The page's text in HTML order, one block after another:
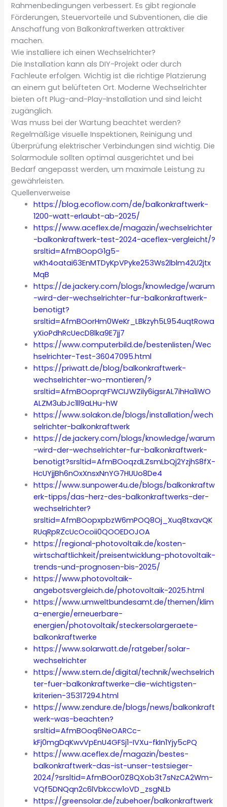
Rahmenbedingungen verbessert. Es gibt regionale
Förderungen, Steuervorteile und Subventionen, die die
Anschaffung von Balkonkraftwerken attraktiver
machen.
Wie installiere ich einen Wechselrichter?
Die Installation kann als DIY-Projekt oder durch
Fachleute erfolgen. Wichtig ist die richtige Platzierung
an einem gut belüfteten Ort. Moderne Wechselrichter
bieten oft Plug-and-Play-Installation und sind leicht
zugänglich.
Was muss bei der Wartung beachtet werden?
Regelmäßige visuelle Inspektionen, Reinigung und
Überprüfung elektrischer Verbindungen sind wichtig. Die
Solarmodule sollten optimal ausgerichtet und bei
Bedarf angepasst werden, um maximale Leistung zu
gewährleisten.
Quellenverweise
https://blog.ecoflow.com/de/balkonkraftwerk-
1200-watt-erlaubt-ab-2025/
https://www.aceflex.de/magazin/wechselrichter
-balkonkraftwerk-test-2024-aceflex-vergleicht/?
srsltid=AfmBOopG1g5-
wKh4oatai63EnMTDyKpVPyke253Ws2lblm42U2jtx
MqB
https://de.jackery.com/blogs/knowledge/warum
-wird-der-wechselrichter-fur-balkonkraftwerk-
benotigt?
srsltid=AfmBOorHm0WeKr_LBkzyh5L954uqtRowa
yXioPdhRcUecD8lka9E7jj7
https://www.computerbild.de/bestenlisten/Wec
hselrichter-Test-36047095.html
https://priwatt.de/blog/balkonkraftwerk-
wechselrichter-wo-montieren/?
srsltid=AfmBOoprqrFWCIJWZily6igsrAL7ihHa1iWO
ALZM3ubJc1ll9aLHu-hW
https://www.solakon.de/blogs/installation/wech
selrichter-balkonkraftwerk
https://de.jackery.com/blogs/knowledge/warum
-wird-der-wechselrichter-fur-balkonkraftwerk-
benotigt?srsltid=AfmBOoqzdLZsmLbQj2YzjhS8fX-
HcUYjjBh6nOxXnsxNnYG7HUUo8De4
https://www.sunpower4u.de/blogs/balkonkraftw
erk-tipps/das-herz-des-balkonkraftwerks-der-
wechselrichter?
srsltid=AfmBOopxpbzW6mPOQ8Oj_Xuq8txavQK
RUqRpRZcUcOcoii0QOOEDOJOA
https://regional-photovoltaik.de/kosten-
wirtschaftlichkeit/preisentwicklung-photovoltaik-
trends-und-prognosen-bis-2025/
https://www.photovoltaik-
angebotsvergleich.de/photovoltaik-2025.html
https://www.umweltbundesamt.de/themen/klim
a-energie/erneuerbare-
energien/photovoltaik/steckersolargeraete-
balkonkraftwerke
https://www.solarwatt.de/ratgeber/solar-
wechselrichter
https://www.stern.de/digital/technik/wechselrich
ter-fuer-balkonkraftwerke–die-wichtigsten-
kriterien-35317294.html
https://www.zendure.de/blogs/news/balkonkraft
werk-was-beachten?
srsltid=AfmBOoq6NeOARCc-
kFj0mgDqKwvVpEnU4GFSj1-IVXu-fkIn1Yjy5cPQ
https://www.aceflex.de/magazin/bestes-
balkonkraftwerk-das-ist-unser-testsieger-
2024/?srsltid=AfmBOor0Z8QXob3t7sNzCA2Wm-
VQf5DNQqn2c6lVbkccw1oVD_zsgNLb
https://greensolar.de/zubehoer/balkonkraftwerk